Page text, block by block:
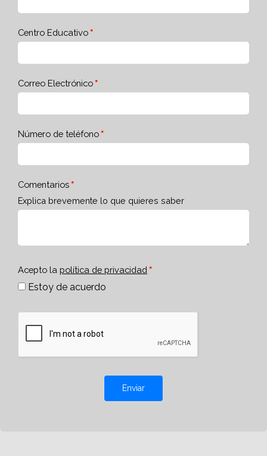
Centro Educativo
Correo Electrónico
Número de teléfono
Comentarios
Explica brevemente lo que quieres saber
Acepto la política de privacidad
Estoy de acuerdo
Enviar